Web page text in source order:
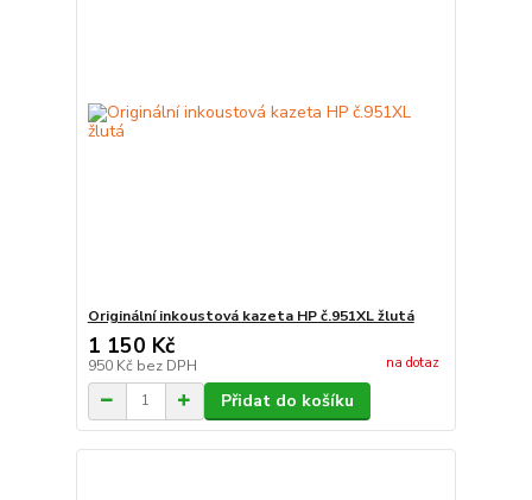
Originální inkoustová kazeta HP č.951XL žlutá
1 150 Kč
950 Kč bez DPH na dotaz
Přidat do košíku